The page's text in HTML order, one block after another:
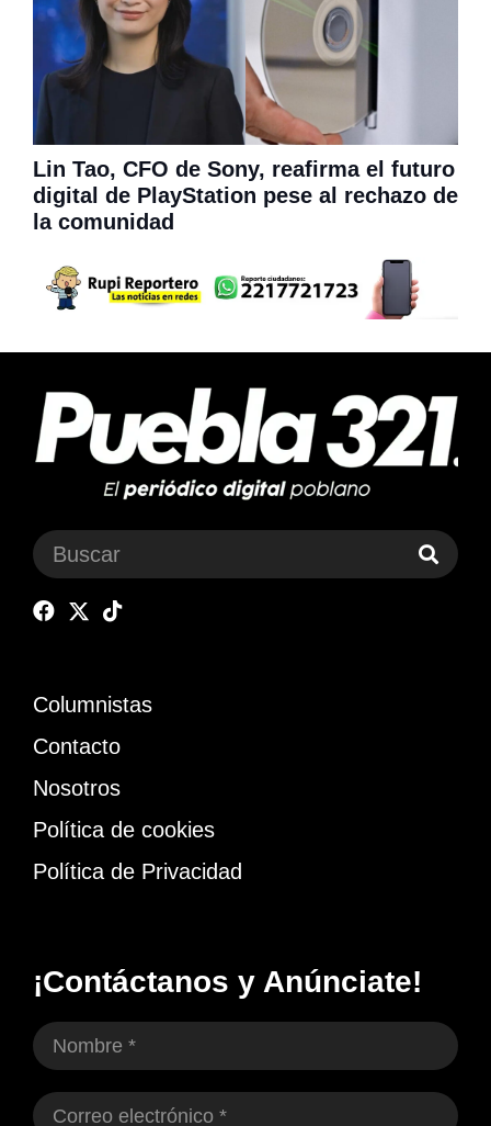
Lin Tao, CFO de Sony, reafirma el futuro
digital de PlayStation pese al rechazo de
la comunidad
Columnistas
Contacto
Nosotros
Política de cookies
Política de Privacidad
¡Contáctanos y Anúnciate!